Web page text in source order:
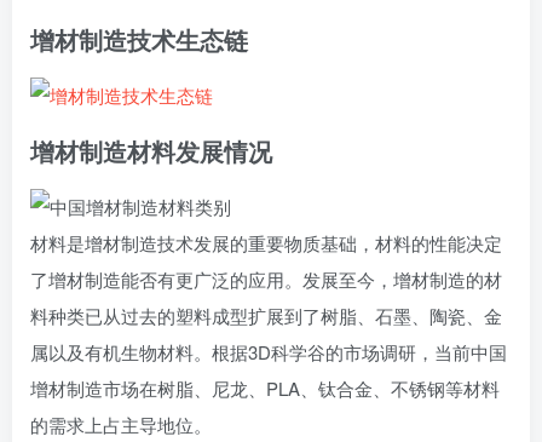
增材制造技术生态链
增材制造材料发展情况
材料是增材制造技术发展的重要物质基础，材料的性能决定
了增材制造能否有更广泛的应用。发展至今，增材制造的材
料种类已从过去的塑料成型扩展到了树脂、石墨、陶瓷、金
属以及有机生物材料。根据3D科学谷的市场调研，当前中国
增材制造市场在树脂、尼龙、PLA、钛合金、不锈钢等材料
的需求上占主导地位。